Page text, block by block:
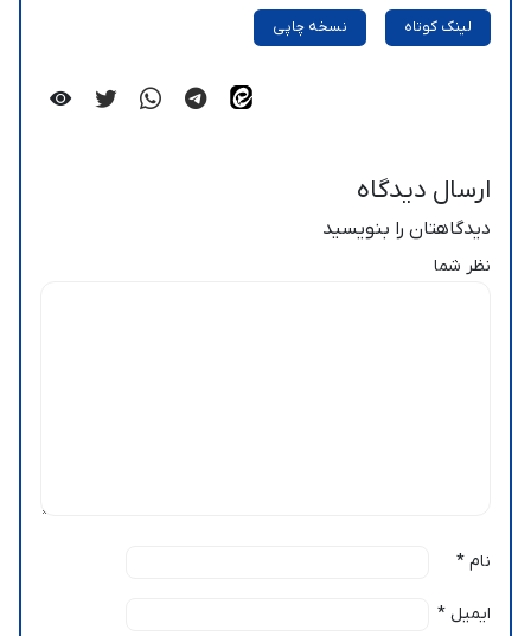
لینک کوتاه نسخه چاپی
ارسال دیدگاه
دیدگاهتان را بنویسید
نظر شما
نام *
ایمیل *